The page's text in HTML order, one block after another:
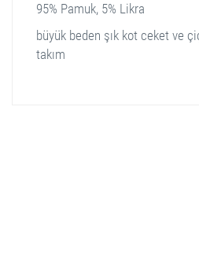
95% Pamuk, 5% Likra
büyük beden şık kot ceket ve
takım